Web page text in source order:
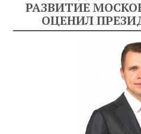
РАЗВИТИЕ
ОЦЕНИЛ